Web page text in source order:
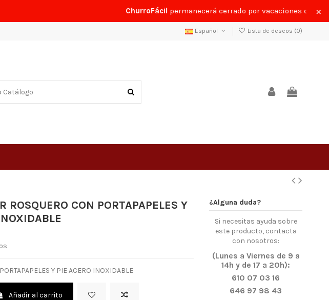
ChurroFácilpermanecerá cerrado por vacaciones del 24 al
×
Español Lista de deseos (0)
ROSQUERO CON PORTAPAPELES Y
Y PIE ACERO INOXIDABLE
Añadir al carrito
¿Alguna duda?
Si necesitas ayuda sobre
este producto, contacta
con nosotros:
(Lunes a Viernes de 9 a
14h y de 17 a 20h):
610 07 03 16
646 97 98 43